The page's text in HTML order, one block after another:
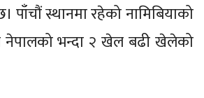
स्थानमा रहेको नामिबियाको
भन्दा २ खेल बढी खेलेको